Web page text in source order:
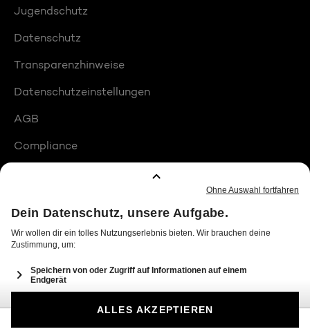
Jugendschutz
Datenschutz
Transparenzhinweise
Datenschutzeinstellungen
AGB
Compliance